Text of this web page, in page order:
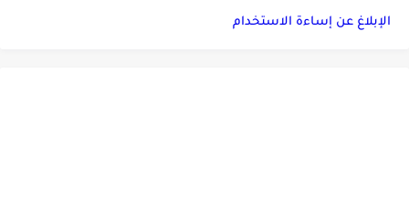
الإبلاغ عن إساءة الاستخدام